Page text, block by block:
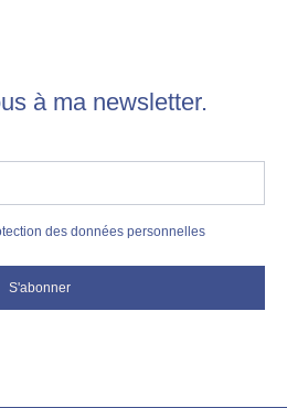
à ma newsletter.
des données personnelles
S'abonner